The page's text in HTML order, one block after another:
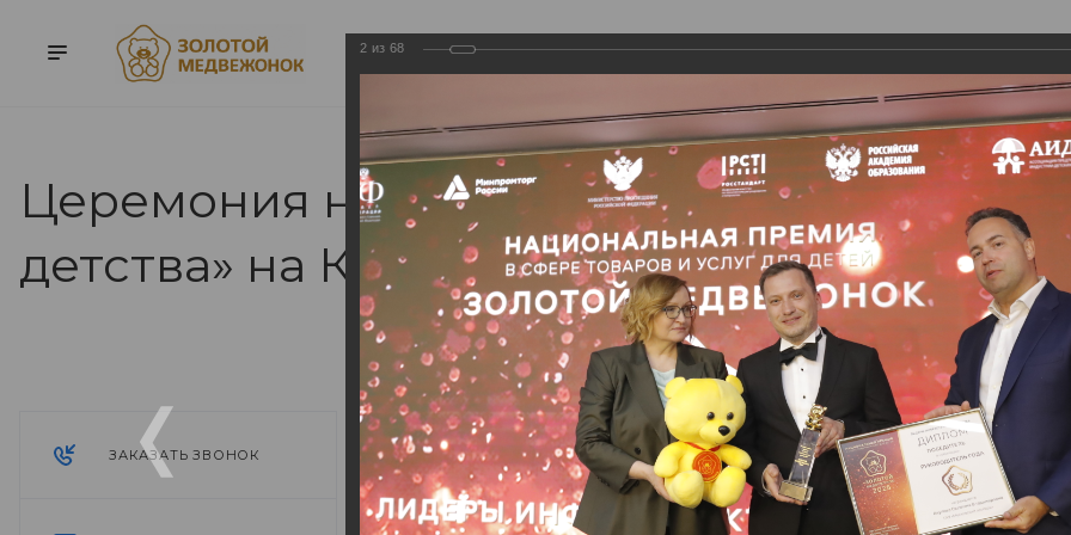
О ПРЕМИИ НОМИНАЦИИ ЭКСПЕРТЫ
Церемония награждения этапа «Лидеры
детства» на Конгрессе ИДТ. Сезон 2025-
ЗАКАЗАТЬ ЗВОНОК
Церемония награждения этапа «Лидеры инфраструктуры
2 из 68